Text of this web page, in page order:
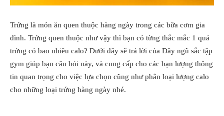
Trứng là món ăn quen thuộc hàng ngày trong các bữa cơm gia
đình. Trứng quen thuộc như vậy thì bạn có từng thắc mắc 1 quả
trứng có bao nhiêu calo? Dưới đây sẽ trả lời của Dây ngũ sắc tập
gym giúp bạn câu hỏi này, và cung cấp cho các bạn lượng thông
tin quan trọng cho việc lựa chọn cũng như phân loại lượng calo
cho những loại trứng hàng ngày nhé.